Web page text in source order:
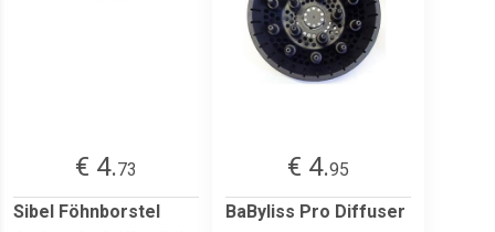
€ 4.73
Sibel Föhnborstel
€ 4.95
BaByliss Pro Diffuser